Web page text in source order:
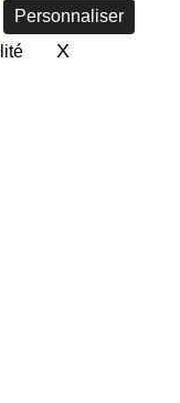
Personnaliser
XMasquer le